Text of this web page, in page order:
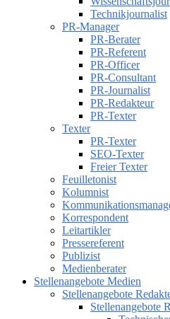
Technikjournalist
PR-Manager
PR-Berater
PR-Referent
PR-Officer
PR-Consultant
PR-Journalist
PR-Redakteur
PR-Texter
Texter
PR-Texter
SEO-Texter
Freier Texter
Feuilletonist
Kolumnist
Korrespondent
Leitartikler
Pressereferent
Publizist
Medienberater
Stellenangebote Medien
Stellenangebote
Stellenangebote